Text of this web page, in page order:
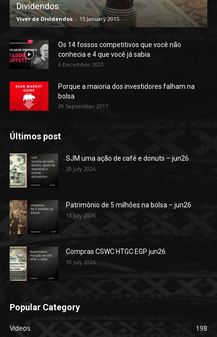
Dividendos
Viver de Dividendos - 15 January 2015
Os 14 fossos competitivos que você não
conhecia e 4 que você já sabia
6 December 2023
Porque a maioria dos investidores falham na
bolsa
29 September 2017
Últimos post
SJM uma ação de café e donuts – jun26
20 July 2026
Patrimônio de 5 milhões na bolsa – jun26
13 July 2026
Compras CSWC HTGC EGP jun26
10 July 2026
Popular Category
Videos
198